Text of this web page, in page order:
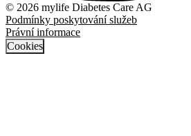
© 2026 mylife Diabetes Care AG
Podmínky poskytování služeb
Právní informace
Cookies